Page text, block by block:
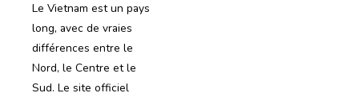
Le Vietnam est un pays
long, avec de vraies
différences entre le
Nord, le Centre et le
Sud. Le site officiel